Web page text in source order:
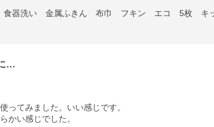
…
ってみました。いい感じです。
かい感じでした。